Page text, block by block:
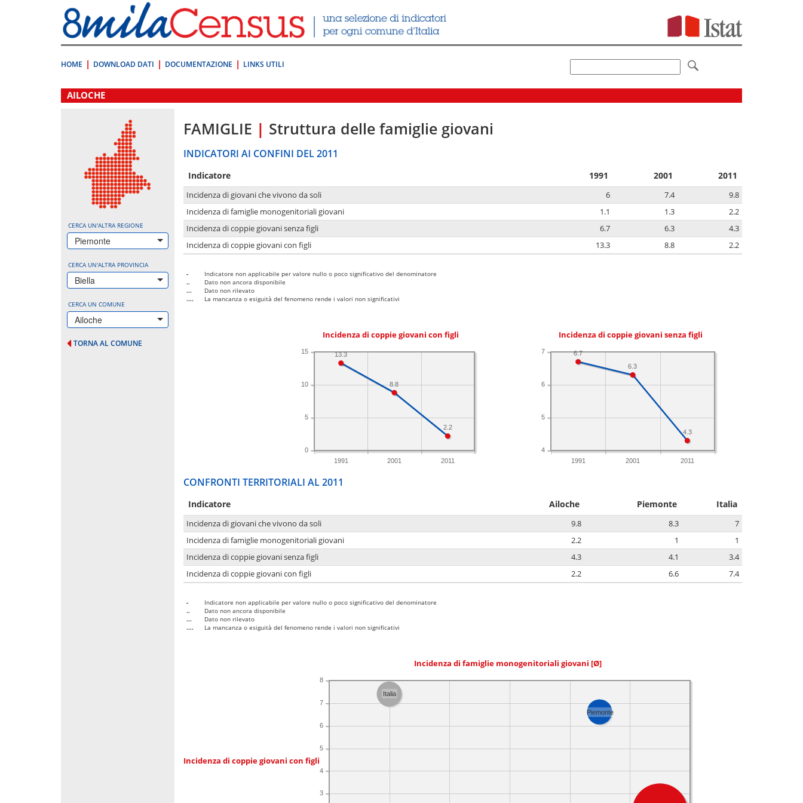
direttamente
a:
Contenuto
HOME DOWNLOAD DATI DOCUMENTAZIONE LINKS UTILI
.
AILOCHE
CERCA UN'ALTRA REGIONE
Piemonte
CERCA UN'ALTRA PROVINCIA
Biella
CERCA UN COMUNE
Ailoche
TORNA AL COMUNE
FAMIGLIE | Struttura delle famiglie giovani
INDICATORI AI CONFINI DEL 2011
Indicatore 1991 2001 2011
Incidenza di giovani che vivono da soli 6 7.4
9.8
Incidenza di famiglie monogenitoriali giovani
1.1 1.3
2.2
Incidenza di coppie giovani senza figli
6.7 6.3
4.3
Incidenza di coppie giovani con figli
13.3 8.8 2.2
-
Indicatore non applicabile per valore nullo o poco significativo del denominatore
..
Dato non ancora disponibile
...
Dato non rilevato
....
La mancanza o esiguità del fenomeno rende i valori non significativi
Incidenza di coppie giovani con figli
1991 2001 2011
0
5
10
15
2.2
8.8
13.3
Incidenza di coppie giovani senza figli
1991 2001 2011
4
5
6
7
4.3
6.3
6.7
CONFRONTI TERRITORIALI AL 2011
Indicatore Ailoche Piemonte Italia
Incidenza di giovani che vivono da soli 9.8 8.3
7
Incidenza di famiglie monogenitoriali giovani
2.2 1
1
Incidenza di coppie giovani senza figli
4.3 4.1
3.4
Incidenza di coppie giovani con figli
2.2 6.6 7.4
-
Indicatore non applicabile per valore nullo o poco significativo del denominatore
..
Dato non ancora disponibile
...
Dato non rilevato
....
La mancanza o esiguità del fenomeno rende i valori non significativi
Incidenza di famiglie monogenitoriali giovani [Ø]
Incidenza di coppie giovani con figli
3
4
5
6
7
8
Piemonte
Italia